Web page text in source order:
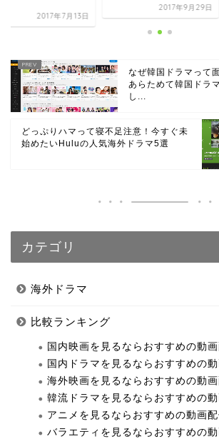
2017年7月13日
2017年9月29日
なぜ韓国ドラマって
あらためて韓国ドラ
し...
どっぷりハマって寝不足注意！今すぐ未
始めたいHuluの人気海外ドラマ5選
カテゴリ
海外ドラマ
比較ランキング
国内映画を見るならおすすめの動
国内ドラマを見るならおすすめの
海外映画を見るならおすすめの動
韓流ドラマを見るならおすすめの
アニメを見るならおすすめの動画
バラエティを見るならおすすめの